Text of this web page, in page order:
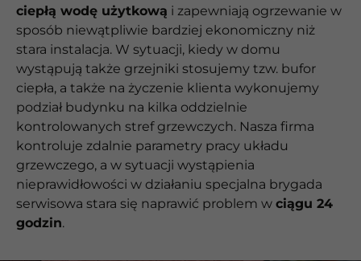
ciepłą wodę użytkową i zapewniają ogrzewanie w
sposób niewątpliwie bardziej ekonomiczny niż
stara instalacja. W sytuacji, kiedy w domu
wystąpują także grzejniki stosujemy tzw. bufor
ciepła, a także na życzenie klienta wykonujemy
podział budynku na kilka oddzielnie
kontrolowanych stref grzewczych. Nasza firma
kontroluje zdalnie parametry pracy układu
grzewczego, a w sytuacji wystąpienia
nieprawidłowości w działaniu specjalna brygada
serwisowa stara się naprawić problem w ciągu 24
godzin.